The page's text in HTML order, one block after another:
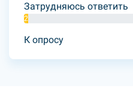
Затрудняюсь ответить
2%
К опросу